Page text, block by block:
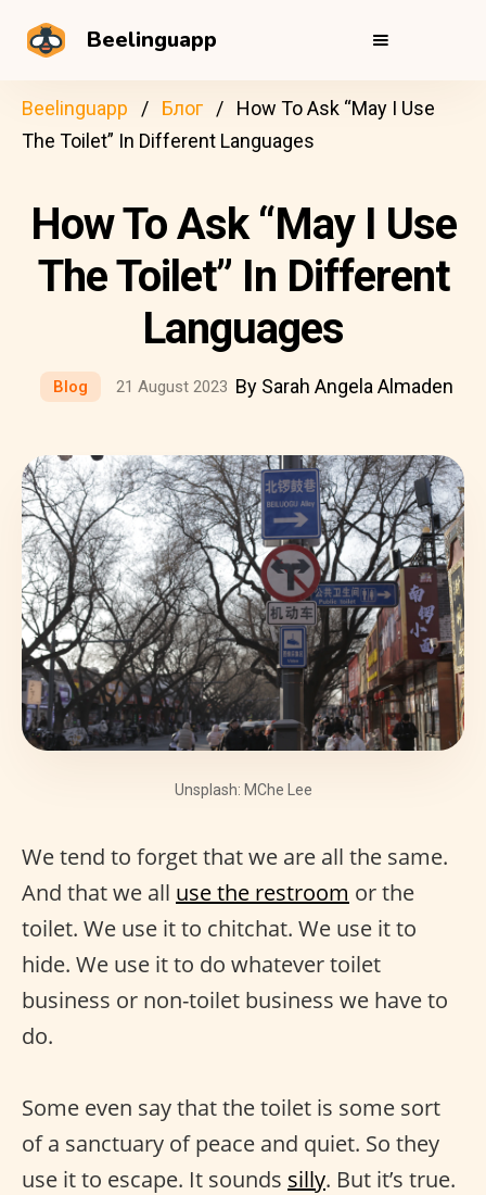
Beelinguapp
Beelinguapp Блог
How To Ask “May I Use
The Toilet” In Different Languages
How To Ask “May I Use
The Toilet” In Different
Languages
Blog 21 August 2023 By Sarah Angela Almaden
Unsplash: MChe Lee
We tend to forget that we are all the same.
And that we all use the restroom or the
toilet. We use it to chitchat. We use it to
hide. We use it to do whatever toilet
business or non-toilet business we have to
do.
Some even say that the toilet is some sort
of a sanctuary of peace and quiet. So they
use it to escape. It sounds silly. But it’s true.